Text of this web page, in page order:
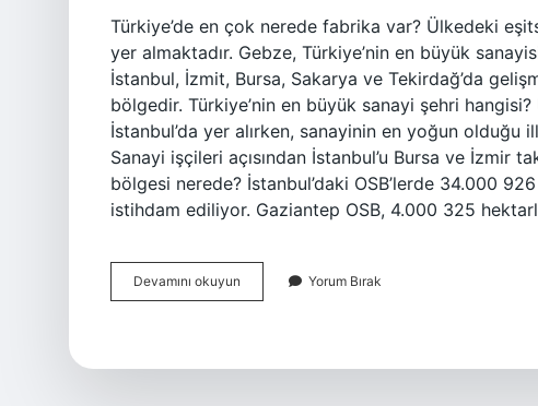
Türkiye’de en çok nerede fabrika var? Ülkedeki
yer almaktadır. Gebze, Türkiye’nin en büyük
İstanbul, İzmit, Bursa, Sakarya ve Tekirdağ’da
bölgedir. Türkiye’nin en büyük sanayi şehri
İstanbul’da yer alırken, sanayinin en yoğun olduğu
Sanayi işçileri açısından İstanbul’u Bursa ve İzmir
bölgesi nerede? İstanbul’daki OSB’lerde 34.000
istihdam ediliyor. Gaziantep OSB, 4.000 325
Devamını okuyun Türkiyede
En
Yorum Bırak